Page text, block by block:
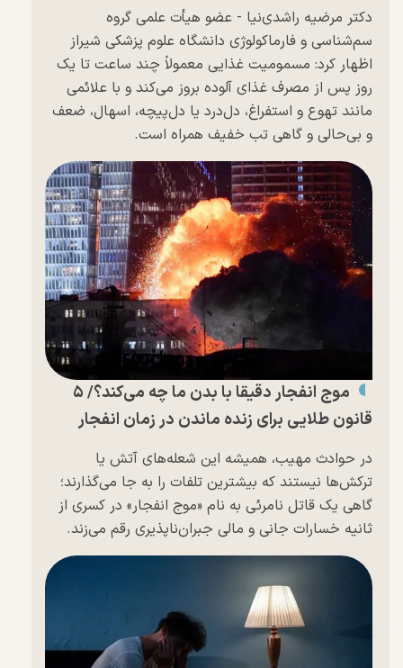
دکتر مرضیه راشدی‌نیا - عضو هیأت علمی گروه
سم‌شناسی و فارماکولوژی دانشگاه علوم پزشکی شیراز
اظهار کرد: مسمومیت غذایی معمولاً چند ساعت تا یک
روز پس از مصرف غذای آلوده بروز می‌کند و با علائمی
مانند تهوع و استفراغ، دل‌درد یا دل‌پیچه، اسهال، ضعف
و بی‌حالی و گاهی تب خفیف همراه است.
موج انفجار دقیقا با بدن ما چه می‌کند؟/ ۵
قانون طلایی برای زنده ماندن در زمان انفجار
در حوادث مهیب، همیشه این شعله‌های آتش یا
ترکش‌ها نیستند که بیشترین تلفات را به جا می‌گذارند؛
گاهی یک قاتل نامرئی به نام «موج انفجار» در کسری از
ثانیه خسارات جانی و مالی جبران‌ناپذیری رقم می‌زند.